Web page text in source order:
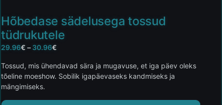
Hõbedase sädelusega tossud
tüdrukutele
29.96€ – 30.96€
Tossud, mis ühendavad sära ja mugavuse, et iga päev oleks
tõeline moeshow. Sobilik igapäevaseks kandmiseks ja
mängimiseks.